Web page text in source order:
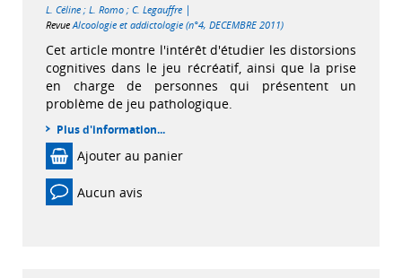
L. Céline ; L. Romo ; C. Legauffre |
Revue Alcoologie et addictologie (n°4, DECEMBRE 2011)
Cet article montre l'intérêt d'étudier les distorsions
cognitives dans le jeu récréatif, ainsi que la prise
en charge de personnes qui présentent un
problème de jeu pathologique.
Plus d'information...
Ajouter au panier
Aucun avis